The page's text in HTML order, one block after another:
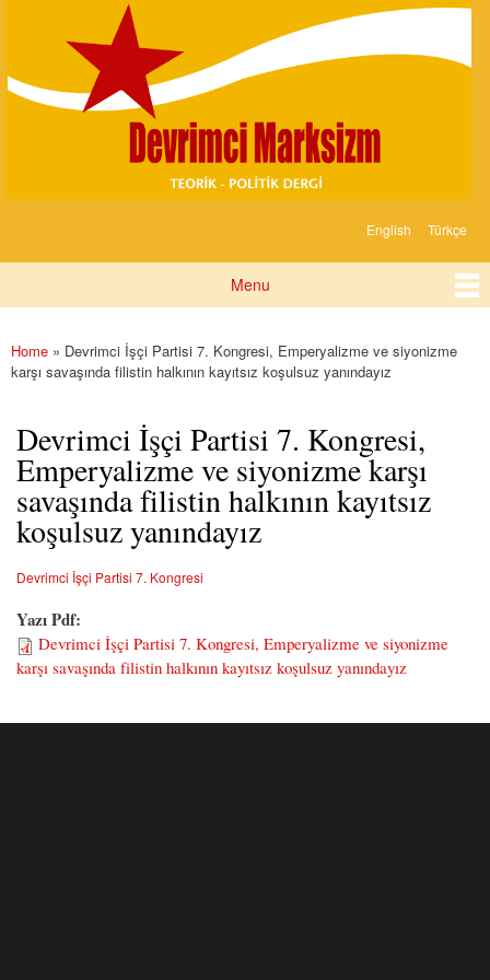
content
Marksizm
English Türkçe
Menu
You are here
Home » Devrimci İşçi Partisi 7. Kongresi, Emperyalizme ve siyonizme
karşı savaşında filistin halkının kayıtsız koşulsuz yanındayız
Devrimci İşçi Partisi 7. Kongresi,
Emperyalizme ve siyonizme karşı
savaşında filistin halkının kayıtsız
koşulsuz yanındayız
Devrimci İşçi Partisi 7. Kongresi
Yazı Pdf:
Devrimci İşçi Partisi 7. Kongresi, Emperyalizme ve siyonizme
karşı savaşında filistin halkının kayıtsız koşulsuz yanındayız